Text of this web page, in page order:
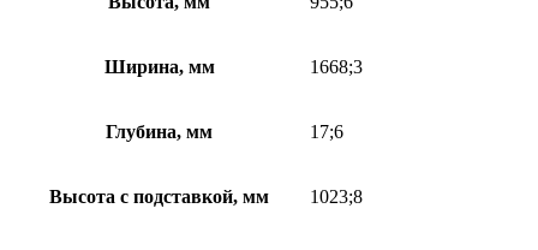
Ширина, мм 1668;3
Глубина, мм 17;6
Высота с подставкой, мм 1023;8